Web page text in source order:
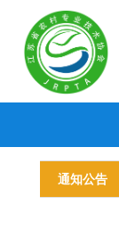
通知公告